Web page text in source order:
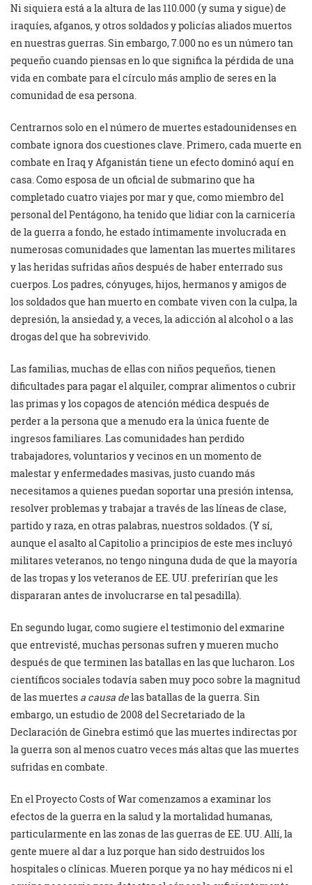
Ni siquiera está a la altura de las 110.000 (y suma y sigue) de
iraquíes, afganos, y otros soldados y policías aliados muertos
en nuestras guerras. Sin embargo, 7.000 no es un número tan
pequeño cuando piensas en lo que significa la pérdida de una
vida en combate para el círculo más amplio de seres en la
comunidad de esa persona.
Centrarnos solo en el número de muertes estadounidenses en
combate ignora dos cuestiones clave. Primero, cada muerte en
combate en Iraq y Afganistán tiene un efecto dominó aquí en
casa. Como esposa de un oficial de submarino que ha
completado cuatro viajes por mar y que, como miembro del
personal del Pentágono, ha tenido que lidiar con la carnicería
de la guerra a fondo, he estado íntimamente involucrada en
numerosas comunidades que lamentan las muertes militares
y las heridas sufridas años después de haber enterrado sus
cuerpos. Los padres, cónyuges, hijos, hermanos y amigos de
los soldados que han muerto en combate viven con la culpa, la
depresión, la ansiedad y, a veces, la adicción al alcohol o a las
drogas del que ha sobrevivido.
Las familias, muchas de ellas con niños pequeños, tienen
dificultades para pagar el alquiler, comprar alimentos o cubrir
las primas y los copagos de atención médica después de
perder a la persona que a menudo era la única fuente de
ingresos familiares. Las comunidades han perdido
trabajadores, voluntarios y vecinos en un momento de
malestar y enfermedades masivas, justo cuando más
necesitamos a quienes puedan soportar una presión intensa,
resolver problemas y trabajar a través de las líneas de clase,
partido y raza, en otras palabras, nuestros soldados. (Y sí,
aunque el asalto al Capitolio a principios de este mes incluyó
militares veteranos, no tengo ninguna duda de que la mayoría
de las tropas y los veteranos de EE. UU. preferirían que les
dispararan antes de involucrarse en tal pesadilla).
En segundo lugar, como sugiere el testimonio del exmarine
que entrevisté, muchas personas sufren y mueren mucho
después de que terminen las batallas en las que lucharon. Los
científicos sociales todavía saben muy poco sobre la magnitud
de las muertes a causa delas batallas de la guerra. Sin
embargo, un estudio de 2008 del Secretariado de la
Declaración de Ginebra estimó que las muertes indirectas por
la guerra son al menos cuatro veces más altas que las muertes
sufridas en combate.
En el Proyecto Costs of War comenzamos a examinar los
efectos de la guerra en la salud y la mortalidad humanas,
particularmente en las zonas de las guerras de EE. UU. Allí, la
gente muere al dar a luz porque han sido destruidos los
hospitales o clínicas. Mueren porque ya no hay médicos ni el